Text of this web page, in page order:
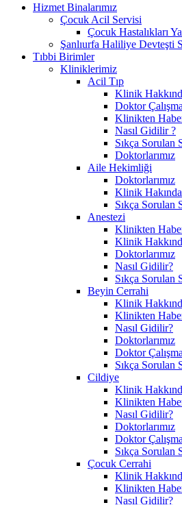
Hizmet Binalarımız
Çocuk Acil Servisi
Çocuk Hastalıkları
Şanlıurfa Haliliye Devteşti
Tıbbi Birimler
Kliniklerimiz
Acil Tıp
Klinik
Doktor
Klinikten
Nasıl Gidilir ?
Sıkça Sorulan
Doktorlarımız
Aile Hekimliği
Doktorlarımız
Klinik Hakında
Sıkça Sorulan
Anestezi
Klinikten
Klinik
Doktorlarımız
Nasıl Gidilir?
Sıkça Sorulan
Beyin Cerrahi
Klinik
Klinikten
Nasıl Gidilir?
Doktorlarımız
Doktor
Sıkça Sorulan
Cildiye
Klinik
Klinikten
Nasıl Gidilir?
Doktorlarımız
Doktor
Sıkça Sorulan
Çocuk Cerrahi
Klinik
Klinikten
Nasıl Gidilir?